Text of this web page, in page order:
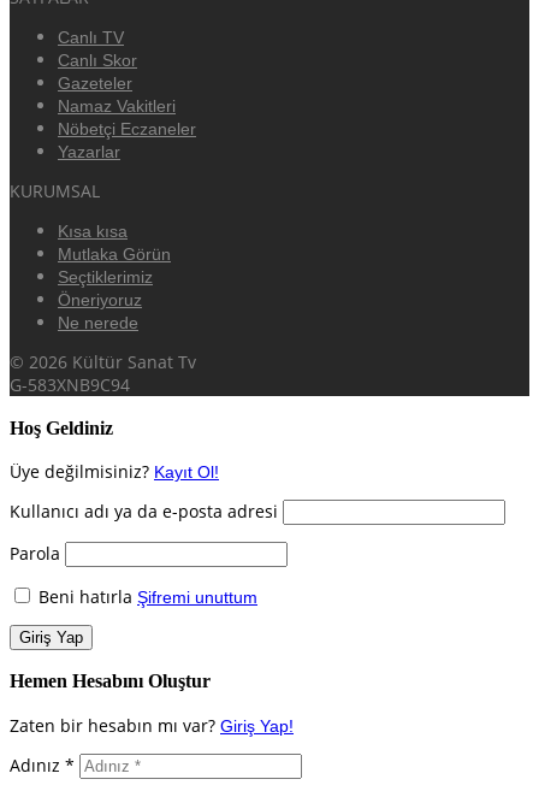
Canlı TV
Canlı Skor
Gazeteler
Namaz Vakitleri
Nöbetçi Eczaneler
Yazarlar
KURUMSAL
Kısa kısa
Mutlaka Görün
Seçtiklerimiz
Öneriyoruz
Ne nerede
© 2026 Kültür Sanat Tv
G-583XNB9C94
Hoş Geldiniz
Üye değilmisiniz? Kayıt Ol!
Kullanıcı adı ya da e-posta adresi
Parola
Beni hatırla Şifremi unuttum
Hemen Hesabını Oluştur
Zaten bir hesabın mı var? Giriş Yap!
Adınız *